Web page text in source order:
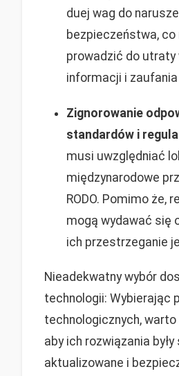
duej wag do
bezpieczeństwa, co
prowadzić do utraty
informacji i
Zignorowanie
standardów i
musi uwzględniać
międzynarodowe
RODO. Pomimo że,
mogą wydawać się
ich przestrzeganie
Nieadekwatny wybór
technologii: Wybierając
technologicznych,
aby ich rozwiązania
aktualizowane i